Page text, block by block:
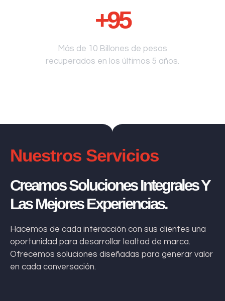
+95
Más de 10 Billones de pesos
recuperados en los últimos 5 años.
Nuestros Servicios
Creamos Soluciones Integrales Y
Las Mejores Experiencias.
Hacemos de cada interacción con sus clientes una
oportunidad para desarrollar lealtad de marca.
Ofrecemos soluciones diseñadas para generar valor
en cada conversación.